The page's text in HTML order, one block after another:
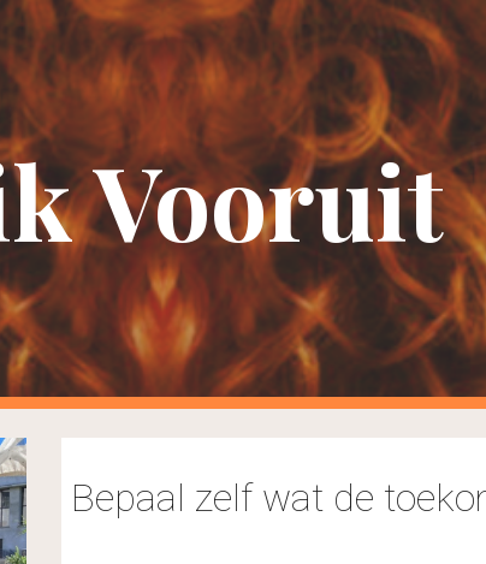
Skip to navigation
Vooruit
Bepaal zelf wat de